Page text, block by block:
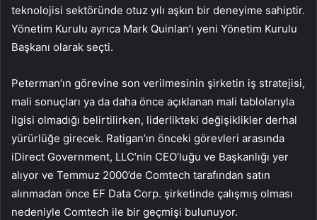
teknolojisi sektöründe otuz yılı aşkın bir deneyime sahiptir.
Yönetim Kurulu ayrıca Mark Quinlan’ı yeni Yönetim Kurulu
Başkanı olarak seçti.
Peterman’ın görevine son verilmesinin şirketin iş stratejisi,
mali sonuçları ya da daha önce açıklanan mali tablolarıyla
ilgisi olmadığı belirtilirken, liderlikteki değişiklikler derhal
yürürlüğe girecek. Ratigan’ın önceki görevleri arasında
iDirect Government, LLC’nin CEO’luğu ve Başkanlığı yer
alıyor ve Temmuz 2000’de Comtech tarafından satın
alınmadan önce EF Data Corp. şirketinde çalışmış olması
nedeniyle Comtech ile bir geçmişi bulunuyor.